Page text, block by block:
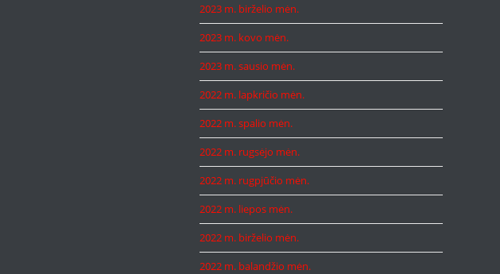
2023 m. birželio mėn.
2023 m. kovo mėn.
2023 m. sausio mėn.
2022 m. lapkričio mėn.
2022 m. spalio mėn.
2022 m. rugsėjo mėn.
2022 m. rugpjūčio mėn.
2022 m. liepos mėn.
2022 m. birželio mėn.
2022 m. balandžio mėn.